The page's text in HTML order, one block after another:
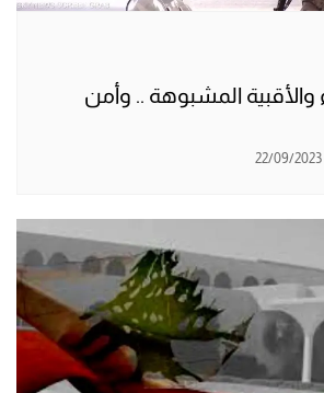
والأقبية المشبوهة .. وأمن
22/09/2023